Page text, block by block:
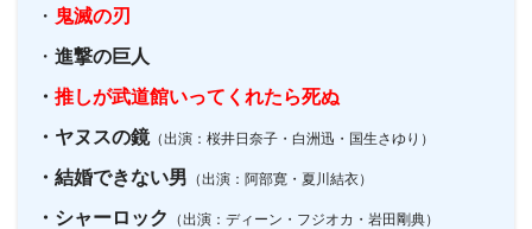
・ 鬼滅の刃
・ 進撃の巨人
・ 推しが武道館いってくれたら死ぬ
・ヤヌスの鏡（出演：桜井日奈子・白洲迅・国生さゆり）
・結婚できない男 （出演：阿部寛・夏川結衣）
・シャーロック （出演：ディーン・フジオカ・岩田剛典）